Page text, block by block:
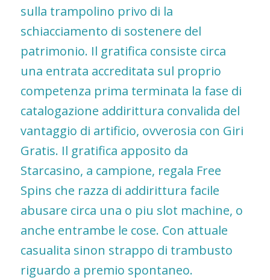
sulla trampolino privo di la
schiacciamento di sostenere del
patrimonio. Il gratifica consiste circa
una entrata accreditata sul proprio
competenza prima terminata la fase di
catalogazione addirittura convalida del
vantaggio di artificio, ovverosia con Giri
Gratis. Il gratifica apposito da
Starcasino, a campione, regala Free
Spins che razza di addirittura facile
abusare circa una o piu slot machine, o
anche entrambe le cose. Con attuale
casualita sinon strappo di trambusto
riguardo a premio spontaneo.